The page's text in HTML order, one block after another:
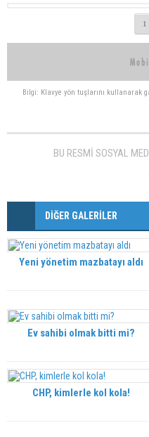
1
Bilgi: Klavye yön tuşlarını kullanarak
BU RESMİ SOSYAL
DİĞER GALERİLER
Yeni yönetim mazbatayı aldı
Ev sahibi olmak bitti mi?
CHP, kimlerle kol kola!